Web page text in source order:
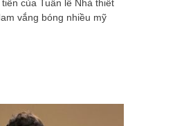
tiên của Tuần lễ Nhà thiết
vắng bóng nhiều mỹ